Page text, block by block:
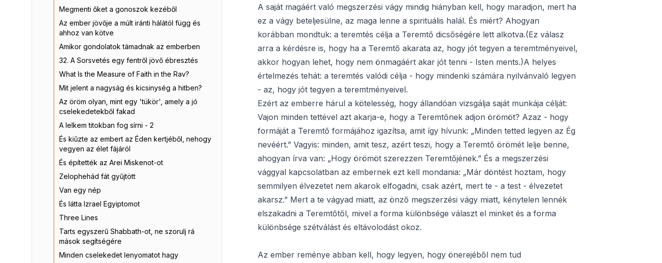
Megmenti őket a gonoszok kezéből
Az ember jövője a múlt iránti hálától függ és
ahhoz van kötve
Amikor gondolatok támadnak az emberben
32. A Sorsvetés egy fentről jövő ébresztés
What Is the Measure of Faith in the Rav?
Mit jelent a nagyság és kicsinység a hitben?
Az öröm olyan, mint egy 'tükör', amely a jó
cselekedetekből fakad
A lelkem titokban fog sírni - 2
És kiűzte az embert az Éden kertjéből, nehogy
vegyen az élet fájáról
És építették az Arei Miskenot-ot
Zelophehád fát gyűjtött
Van egy nép
És látta Izrael Egyiptomot
Three Lines
Tarts egyszerű Shabbath-ot, ne szorulj rá
mások segítségére
Minden cselekedet lenyomatot hagy
A saját magáért való megszerzési vágy mindig hiányban kell, hogy maradjon, mert ha
ez a vágy beteljesülne, az maga lenne a spirituális halál. És miért? Ahogyan
korábban mondtuk: a teremtés célja a Teremtő dicsőségére lett alkotva.(Ez válasz
arra a kérdésre is, hogy ha a Teremtő akarata az, hogy jót tegyen a teremtményeivel,
akkor hogyan lehet, hogy nem önmagáért akar jót tenni - Isten ments.)A helyes
értelmezés tehát: a teremtés valódi célja - hogy mindenki számára nyilvánvaló legyen
- az, hogy jót tegyen a teremtményeivel.
Ezért az emberre hárul a kötelesség, hogy állandóan vizsgálja saját munkája célját:
Vajon minden tettével azt akarja-e, hogy a Teremtőnek adjon örömöt? Azaz - hogy
formáját a Teremtő formájához igazítsa, amit így hívunk: „Minden tetted legyen az Ég
nevéért.” Vagyis: minden, amit tesz, azért teszi, hogy a Teremtő örömét lelje benne,
ahogyan írva van: „Hogy örömöt szerezzen Teremtőjének.” És a megszerzési
vággyal kapcsolatban az embernek ezt kell mondania: „Már döntést hoztam, hogy
semmilyen élvezetet nem akarok elfogadni, csak azért, mert te - a test - élvezetet
akarsz.” Mert a te vágyad miatt, az önző megszerzési vágy miatt, kénytelen lennék
elszakadni a Teremtőtől, mivel a forma különbsége választ el minket és a forma
különbsége szétválást és eltávolodást okoz.
Az ember reménye abban kell, hogy legyen, hogy önerejéből nem tud